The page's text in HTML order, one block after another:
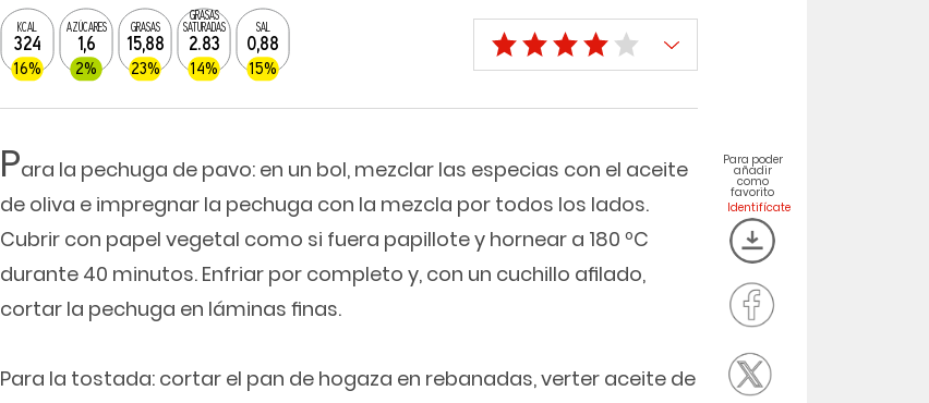
KCAL
324
16%
AZÚCARES
1,6
2%
GRASAS
15,88
23%
GRASAS
SATURADAS
2.83
14%
SAL
0,88
15%
Para la pechuga de pavo: en un bol, mezclar las especias con el aceite
de oliva e impregnar la pechuga con la mezcla por todos los lados.
Cubrir con papel vegetal como si fuera papillote y hornear a 180 ºC
durante 40 minutos. Enfriar por completo y, con un cuchillo aﬁlado,
cortar la pechuga en láminas ﬁnas.
Para la tostada: cortar el pan de hogaza en rebanadas, verter aceite de
Para poder
añadir
como
favorito